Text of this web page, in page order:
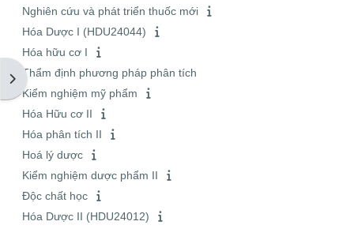
Mở ngăn kéo tài liệu
Nghiên cứu và phát triển thuốc mới
Hóa Dược I (HDU24044)
Hóa hữu cơ I
Thẩm định phương pháp phân tích
Kiểm nghiệm mỹ phẩm
Hóa Hữu cơ II
Hóa phân tích II
Hoá lý dược
Kiểm nghiệm dược phẩm II
Độc chất học
Hóa Dược II (HDU24012)